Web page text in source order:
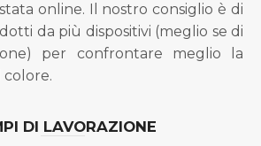
online. Il nostro consiglio è di
da più dispositivi (meglio se di
per confrontare meglio la
DI LAVORAZIONE